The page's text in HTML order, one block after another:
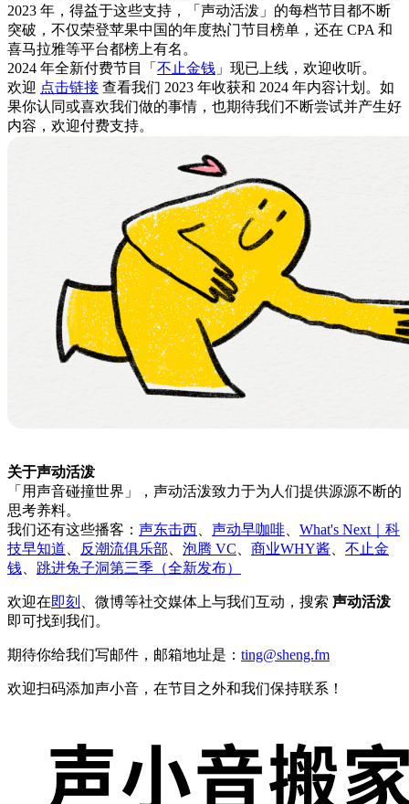
2023 年，得益于这些支持，「声动活泼」的每档节目都不断
突破，不仅荣登苹果中国的年度热门节目榜单，还在 CPA 和
喜马拉雅等平台都榜上有名。
2024 年全新付费节目「 不止金钱 」现已上线，欢迎收听。
欢迎 点击链接 查看我们 2023 年收获和 2024 年内容计划。如
果你认同或喜欢我们做的事情，也期待我们不断尝试并产生好
内容，欢迎付费支持。
关于声动活泼
「用声音碰撞世界」，声动活泼致力于为人们提供源源不断的
思考养料。
我们还有这些播客： 声东击西 声动早咖啡
What's Next｜科
技早知道
反潮流俱乐部 泡腾 VC 商业WHY酱
不止金
钱
跳进兔子洞第三季（全新发布）
欢迎在即刻 、微博等社交媒体上与我们互动，搜索 声动活泼
即可找到我们。
期待你给我们写邮件，邮箱地址是： ting@sheng.fm
欢迎扫码添加声小音，在节目之外和我们保持联系！